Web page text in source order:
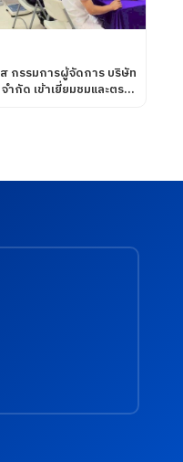
รรมการผู้จัดการ บริษัท
กัด เข้าเยี่ยมชมและตรวจ